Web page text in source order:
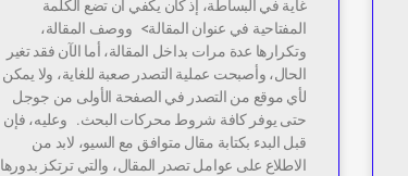
غاية في البساطة، إذ كان يكفي أن تضع الكلمة
المفتاحية في عنوان المقالة> ووصف المقالة،
وتكرارها عدة مرات بداخل المقالة، أما الآن فقد تغير
الحال، وأصبحت عملية التصدر صعبة للغاية، ولا يمكن
لأي موقع من التصدر في الصفحة الأولى من جوجل
حتى يوفر كافة شروط محركات البحث. وعليه، فإن
قبل البدء بكتابة مقال متوافق مع السيو، لابد من
الاطلاع على عوامل تصدر المقال، والتي ترتكز بدورها